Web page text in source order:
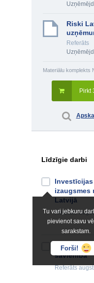
Riski
Referāts
Materiālu komplekts
Pirkt
Līdzīgie darbi
Tu vari jebkuru
pievienot savu
sarakstam.
Forši!
izaugsmes
Latvijā
Referāts
Eiropas
savienība
Referāts